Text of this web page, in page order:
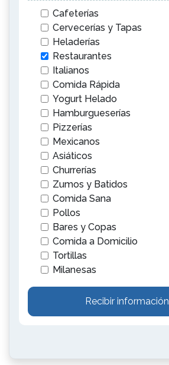
Cafeterías
Cervecerías y Tapas
Heladerías
Restaurantes
Italianos
Comida Rápida
Yogurt Helado
Hamburgueserías
Pizzerías
Mexicanos
Asiáticos
Churrerías
Zumos y Batidos
Comida Sana
Pollos
Bares y Copas
Comida a Domicilio
Tortillas
Milanesas
Recibir información